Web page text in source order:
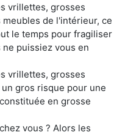
vrillettes, grosses
de l'intérieur, ce
le temps pour fragiliser
puissiez vous en
vrillettes, grosses
gros risque pour une
en grosse
vous ? Alors les